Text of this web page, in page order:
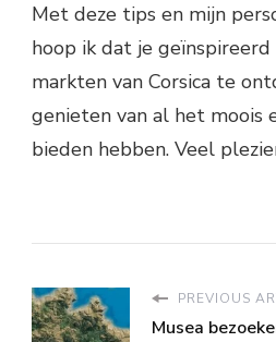
Met deze tips en mijn
hoop ik dat je
markten van Corsica te
genieten van al het moois
bieden hebben. Veel
PREVIOUS
Musea